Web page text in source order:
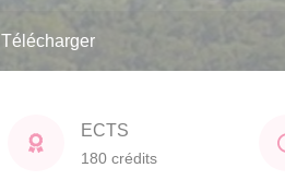
Télécharger
ECTS
180 crédits